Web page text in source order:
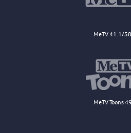
MeTV 41.1/
MeTV Toons